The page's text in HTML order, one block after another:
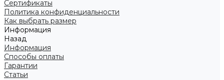
Сертификаты
Политика конфиденциальности
Как выбрать размер
Информация
Назад
Информация
Способы оплаты
Гарантии
Статьи